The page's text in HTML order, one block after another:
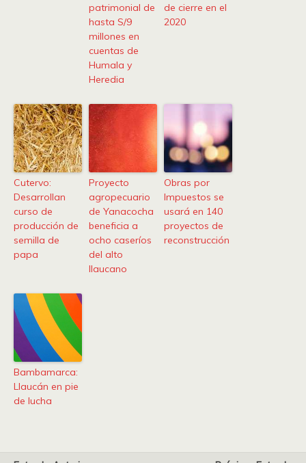
patrimonial de
hasta S/9
millones en
cuentas de
Humala y
Heredia
de cierre en el
2020
Cutervo:
Desarrollan
curso de
producción de
semilla de
papa
Proyecto
agropecuario
de Yanacocha
beneficia a
ocho caseríos
del alto
llaucano
Obras por
Impuestos se
usará en 140
proyectos de
reconstrucción
Bambamarca:
Llaucán en pie
de lucha